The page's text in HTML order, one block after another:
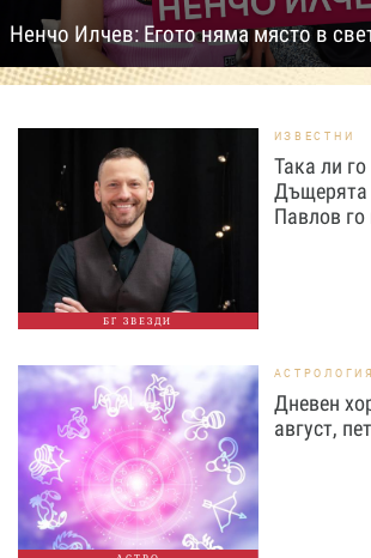
Ненчо Илчев: Егото няма място в
БГ ЗВЕЗДИ
ИЗВЕСТНИ
Така ли
Дъщерята
Павлов
АСТРОЛОГИЯ
Дневен
август,